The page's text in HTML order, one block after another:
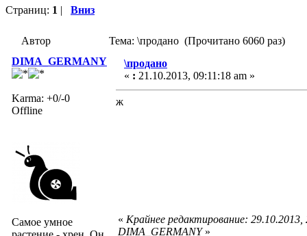
Страниц: 1 | Вниз
Автор
Тема: \продано (Прочитано 6060 раз)
DIMA_GERMANY
Karma: +0/-0
Offline
Самое умное
\продано
« : 21.10.2013, 09:11:18 am »
ж
« Крайнее редактирование:
DIMA_GERMANY»